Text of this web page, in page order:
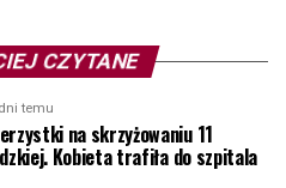
CZYTANE
temu
na skrzyżowaniu 11
Kobieta trafiła do szpitala